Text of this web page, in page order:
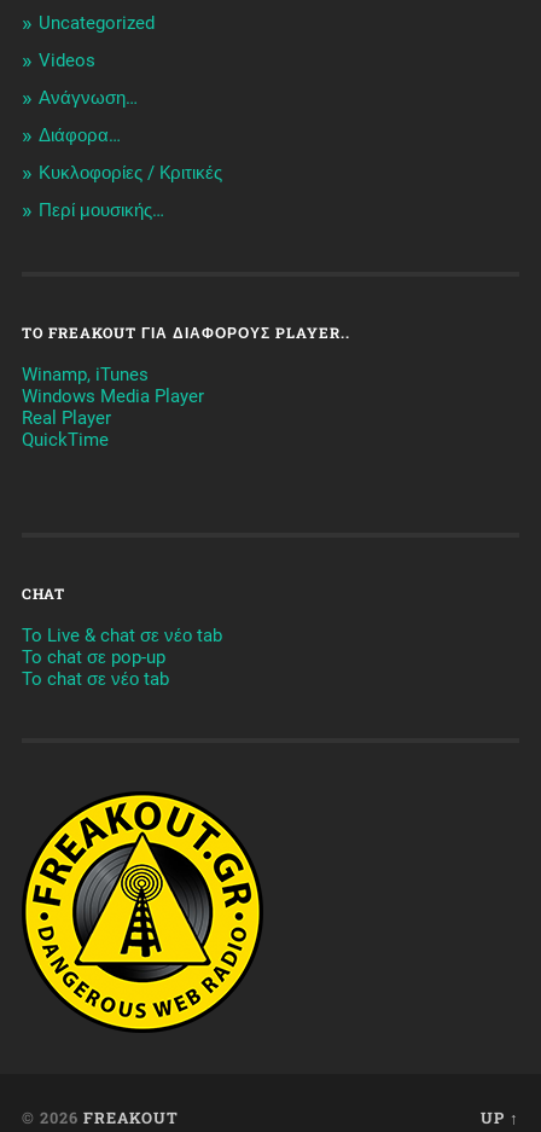
Uncategorized
Videos
Ανάγνωση…
Διάφορα…
Κυκλοφορίες / Kριτικές
Περί μουσικής…
TO FREAKOUT ΓΙΑ ΔΙΆΦΟΡΟΥΣ PLAYER..
Winamp, iTunes
Windows Media Player
Real Player
QuickTime
CHAT
To Live & chat σε νέο tab
To chat σε pop-up
To chat σε νέο tab
© 2026 FREAKOUT UP ↑